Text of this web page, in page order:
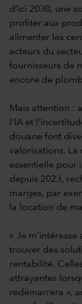
d’ici 2030, une
profiter aux
alimenter les
acteurs du
fournisseurs de
encore de
Mais attention :
l’IA et
douane font
valorisations. La
essentielle pour
depuis 2023,
marges, par
la location de
« Je
trouver des
rentabilité.
attrayantes
redémarrera »,